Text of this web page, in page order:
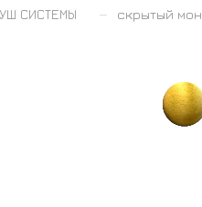
СИСТЕМЫ – скрытый